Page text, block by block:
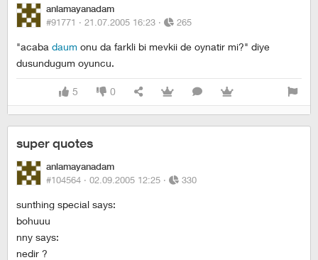
anlamayanadam
#91771 · 21.07.2005 16:23 · 265
"acaba daum onu da farkli bi mevkii de oynatir mi?" diye
dusundugum oyuncu.
5 0
super quotes
anlamayanadam
#104564 · 02.09.2005 12:25 · 330
sunthing special says:
bohuuu
nny says:
nedir ?